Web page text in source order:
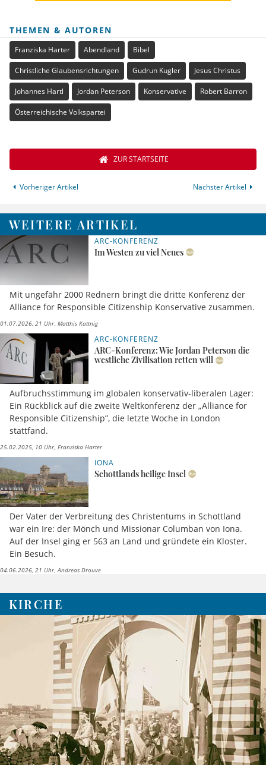
THEMEN & AUTOREN
Franziska Harter Abendland Bibel
Christliche Glaubensrichtungen Gudrun Kugler Jesus Christus
Johannes Hartl Jordan Peterson Konservative Robert Barron
Österreichische Volkspartei
Vorheriger Artikel
ZUR STARTSEITE
Nächster Artikel
WEITERE ARTIKEL
ARC-KONFERENZ
Im Westen zu viel Neues
Mit ungefähr 2000 Rednern bringt die dritte Konferenz der
Alliance for Responsible Citizenship Konservative zusammen.
01.07.2026, 21 Uhr Matthis Kattnig
ARC-KONFERENZ
ARC-Konferenz: Wie Jordan Peterson die
westliche Zivilisation retten will
Aufbruchsstimmung im globalen konservativ-liberalen Lager:
Ein Rückblick auf die zweite Weltkonferenz der „Alliance for
Responsible Citizenship”, die letzte Woche in London
stattfand.
25.02.2025, 10 Uhr Franziska Harter
IONA
Schottlands heilige Insel
Der Vater der Verbreitung des Christentums in Schottland
war ein Ire: der Mönch und Missionar Columban von Iona.
Auf der Insel ging er 563 an Land und gründete ein Kloster.
Ein Besuch.
04.06.2026, 21 Uhr Andreas Drouve
KIRCHE